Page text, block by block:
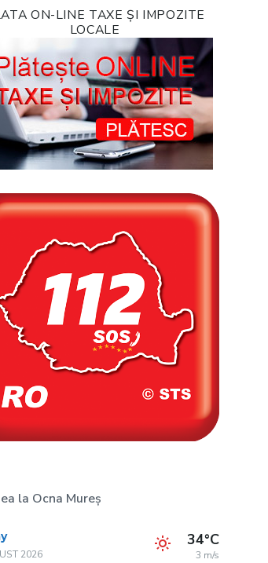
ON-LINE TAXE ȘI IMPOZITE
LOCALE
la Ocna Mureș
2026
34°C
3 m/s